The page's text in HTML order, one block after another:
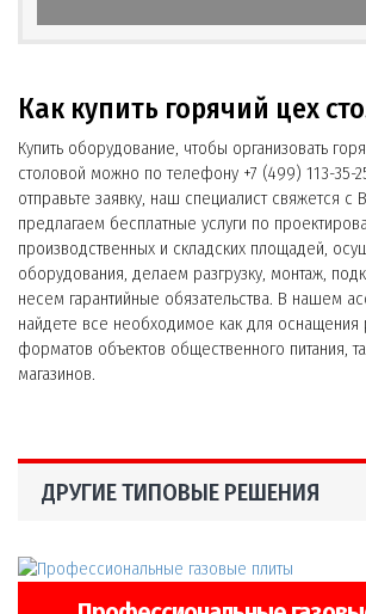
Как купить горячий цех
Купить оборудование, чтобы организовать
столовой можно по телефону +7 (499) 113-35-
отправьте заявку, наш специалист свяжется с
предлагаем бесплатные услуги по
производственных и складских площадей,
оборудования, делаем разгрузку, монтаж,
несем гарантийные обязательства. В нашем
найдете все необходимое как для оснащения
форматов объектов общественного питания,
магазинов.
ДРУГИЕ ТИПОВЫЕ РЕШЕНИЯ